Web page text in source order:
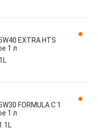
EXTRA HTS
1 л
FORMULA C 1
1 л
1L